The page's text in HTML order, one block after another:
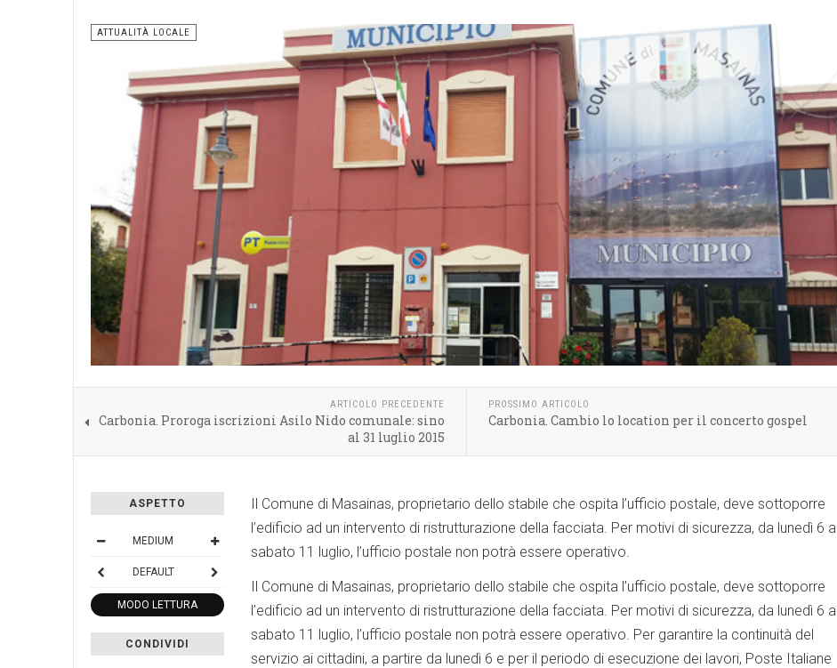
ATTUALITÀ LOCALE
ARTICOLO PRECEDENTE
Carbonia. Proroga iscrizioni Asilo Nido comunale: sino
al 31 luglio 2015
PROSSIMO ARTICOLO
Carbonia. Cambio lo location per il concerto gospel
ASPETTO
MEDIUM
DEFAULT
MODO LETTURA
CONDIVIDI
Il Comune di Masainas, proprietario dello stabile che ospita l’ufficio postale, deve sottoporre
l’edificio ad un intervento di ristrutturazione della facciata. Per motivi di sicurezza, da lunedì 6 a
sabato 11 luglio, l’ufficio postale non potrà essere operativo.
Il Comune di Masainas, proprietario dello stabile che ospita l’ufficio postale, deve sottoporre
l’edificio ad un intervento di ristrutturazione della facciata. Per motivi di sicurezza, da lunedì 6 a
sabato 11 luglio, l’ufficio postale non potrà essere operativo. Per garantire la continuità del
servizio ai cittadini, a partire da lunedì 6 e per il periodo di esecuzione dei lavori, Poste Italiane